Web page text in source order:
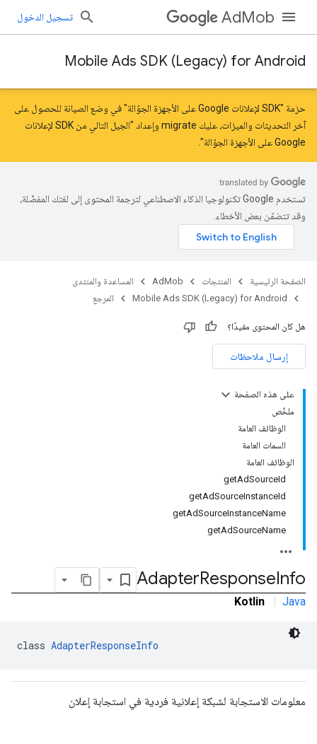
AdMob تسجيل الدخول
Mobile Ads SDK (Legacy) for Android
حزمة "SDK لإعلانات Google على الأجهزة الجوّالة" في وضع الصيانة للحصول على
آخر التحديثات والميزات، عليك migrate و
إعداد "الجيل التالي من SDK لإعلانات
Google على الأجهزة الجوّالة"
تستخدم Google تكنولوجيا الذكاء الاصطناعي لترجمة المحتوى إلى لغتك المفضّلة،
وقد تتضمّن بعض الأخطاء.
الصفحة الرئيسية المنتجات AdMob
المساعدة والمنتدى
Mobile Ads SDK (Legacy) for Android
المرجع
هل كان المحتوى مفيدًا؟
إرسال ملاحظات
على هذه الصفحة
ملخّص
الوظائف العامة
السمات العامة
الوظائف العامة
getAdSourceId
getAdSourceInstanceId
getAdSourceInstanceName
getAdSourceName
AdapterResponseInfo
Kotlin | Java
class AdapterResponseInfo
معلومات الاستجابة لشبكة إعلانية فردية في استجابة إعلان